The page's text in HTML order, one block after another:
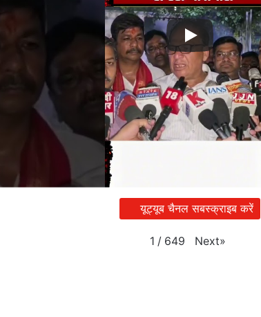
यूट्यूब चैनल सबस्क्राइब करें
1 / 649 Next»